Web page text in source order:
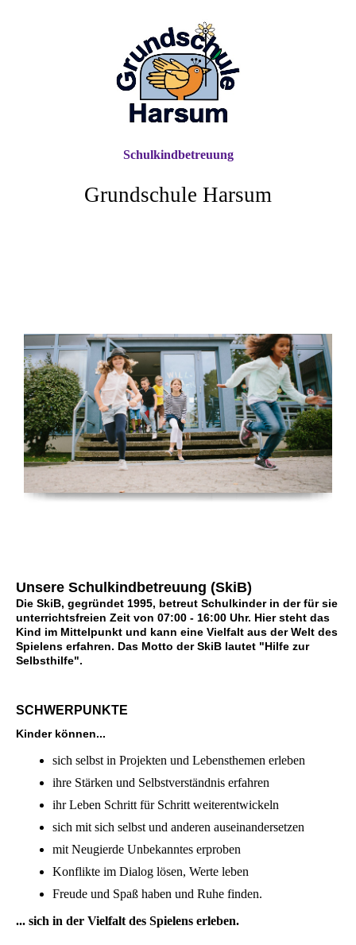
Grundschule Harsum
Schulkindbetreuung
Unsere Schulkindbetreuung (SkiB)
Die SkiB, gegründet 1995, betreut Schulkinder in der für sie
unterrichtsfreien Zeit von 07:00 - 16:00 Uhr. Hier steht das
Kind im Mittelpunkt und kann eine Vielfalt aus der Welt des
Spielens erfahren. Das Motto der SkiB lautet "Hilfe zur
Selbsthilfe".
SCHWERPUNKTE
Kinder können...
sich selbst in Projekten und Lebensthemen erleben
ihre Stärken und Selbstverständnis erfahren
ihr Leben Schritt für Schritt weiterentwickeln
sich mit sich selbst und anderen auseinandersetzen
mit Neugierde Unbekanntes erproben
Konflikte im Dialog lösen, Werte leben
Freude und Spaß haben und Ruhe finden.
... sich in der Vielfalt des Spielens erleben.